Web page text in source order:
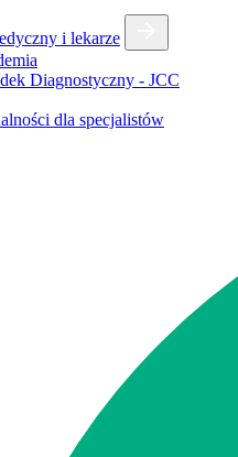
i lekarze
Diagnostyczny - JCC
dla specjalistów